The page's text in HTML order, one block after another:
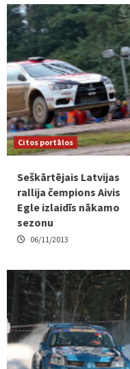
Citos portālos
Seškārtējais Latvijas
rallija čempions Aivis
Egle izlaidīs nākamo
sezonu
06/11/2013